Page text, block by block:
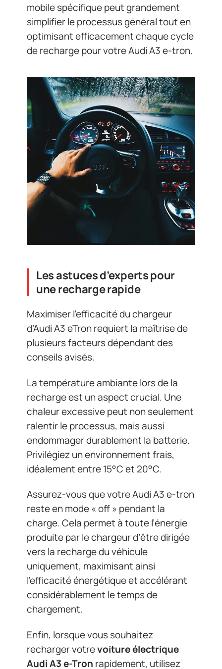
mobile spécifique peut grandement
simplifier le processus général tout en
optimisant efficacement chaque cycle
de recharge pour votre Audi A3 e-tron.
Les astuces d’experts pour
une recharge rapide
Maximiser l’efficacité du chargeur
d’Audi A3 eTron requiert la maîtrise de
plusieurs facteurs dépendant des
conseils avisés.
La température ambiante lors de la
recharge est un aspect crucial. Une
chaleur excessive peut non seulement
ralentir le processus, mais aussi
endommager durablement la batterie.
Privilégiez un environnement frais,
idéalement entre 15°C et 20°C.
Assurez-vous que votre Audi A3 e-tron
reste en mode « off » pendant la
charge. Cela permet à toute l’énergie
produite par le chargeur d’être dirigée
vers la recharge du véhicule
uniquement, maximisant ainsi
l’efficacité énergétique et accélérant
considérablement le temps de
chargement.
Enfin, lorsque vous souhaitez
recharger votrevoiture électrique
Audi A3 e-Tron rapidement, utilisez